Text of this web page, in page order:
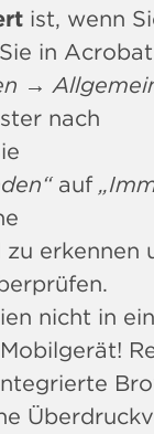
ist, wenn
in Acrobat
→
nach
auf
erkennen
nicht in